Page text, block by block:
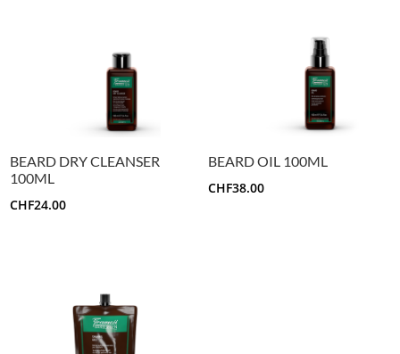
BEARD DRY CLEANSER
100ML
CHF24.00
BEARD OIL 100ML
CHF38.00